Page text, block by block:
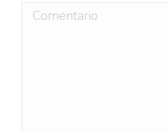
Comentario